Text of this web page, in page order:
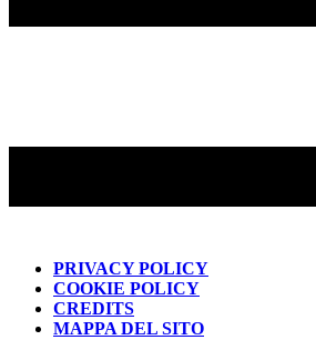
PRIVACY POLICY
COOKIE POLICY
CREDITS
MAPPA DEL SITO